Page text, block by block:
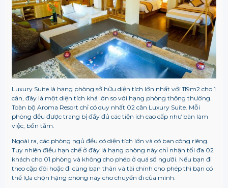
Luxury Suite là hạng phòng sở hữu diện tích lớn nhất với 119m2 cho 1
căn, đây là một diện tích khá lớn so với hạng phòng thông thường.
Toàn bộ Aroma Resort chỉ có duy nhất 02 căn Luxury Suite. Mỗi
phòng đều được trang bị đầy đủ các tiện ích cao cấp như bàn làm
việc, bồn tắm.
Ngoài ra, các phòng ngủ đều có diện tích lớn và có ban công riêng.
Tuy nhiên điều hạn chế ở đây là hạng phòng này chỉ nhận tối đa 02
khách cho 01 phòng và không cho phép ở quá số người. Nếu bạn đi
theo cặp đôi hoặc đi cùng bạn thân và tài chính cho phép thì bạn có
thể lựa chọn hạng phòng này cho chuyến đi của mình.